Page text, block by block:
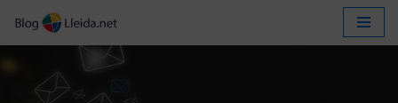
Saltar
contenido